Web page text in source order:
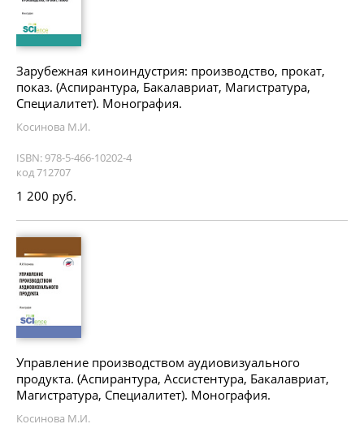
Зарубежная киноиндустрия: производство, прокат,
показ. (Аспирантура, Бакалавриат, Магистратура,
Специалитет). Монография.
Косинова М.И.
ISBN: 978-5-466-10202-4
код 712707
1 200 руб.
Управление производством аудиовизуального
продукта. (Аспирантура, Ассистентура, Бакалавриат,
Магистратура, Специалитет). Монография.
Косинова М.И.